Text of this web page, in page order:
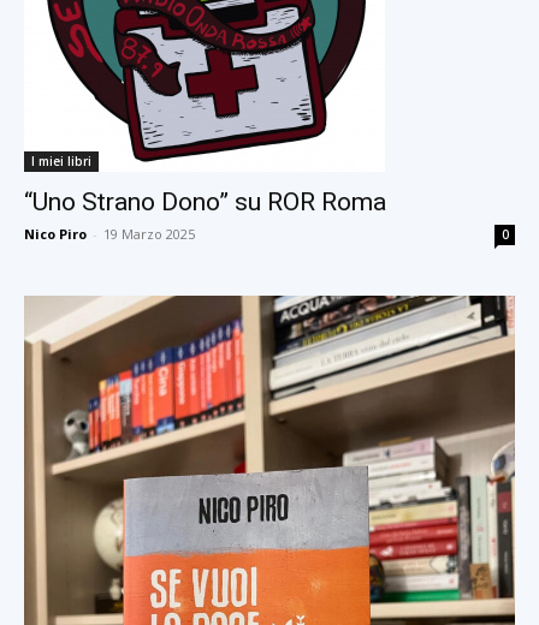
I miei libri
“Uno Strano Dono” su ROR Roma
Nico Piro - 19 Marzo 2025 0